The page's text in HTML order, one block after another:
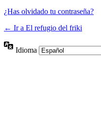
¿Has olvidado tu contraseña?
← Ir a El refugio del friki
Idioma